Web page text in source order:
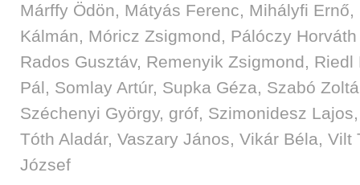
Márffy Ödön, Mátyás Ferenc, Mihályfi Ernő,
Kálmán, Móricz Zsigmond, Pálóczy
Rados Gusztáv, Remenyik Zsigmond, Riedl
Pál, Somlay Artúr, Supka Géza, Szabó
Széchenyi György, gróf, Szimonidesz Lajos
Tóth Aladár, Vaszary János, Vikár Béla, Vilt
József